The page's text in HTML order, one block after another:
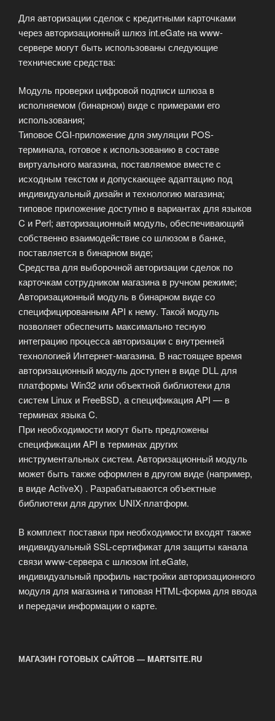
Для авторизации сделок с кредитными карточками
через авторизационный шлюз int.eGate на www-
сервере могут быть использованы следующие
технические средства:
Модуль проверки цифровой подписи шлюза в
исполняемом (бинарном) виде с примерами его
использования;
Типовое CGI-приложение для эмуляции POS-
терминала, готовое к использованию в составе
виртуального магазина, поставляемое вместе с
исходным текстом и допускающее адаптацию под
индивидуальный дизайн и технологию магазина;
типовое приложение доступно в вариантах для языков
C и Perl; авторизационный модуль, обеспечивающий
собственно взаимодействие со шлюзом в банке,
поставляется в бинарном виде;
Средства для выборочной авторизации сделок по
карточкам сотрудником магазина в ручном режиме;
Авторизационный модуль в бинарном виде со
специфицированным API к нему. Такой модуль
позволяет обеспечить максимально тесную
интеграцию процесса авторизации с внутренней
технологией Интернет-магазина. В настоящее время
авторизационный модуль доступен в виде DLL для
платформы Win32 или объектной библиотеки для
систем Linux и FreeBSD, а спецификация API — в
терминах языка C.
При необходимости могут быть предложены
спецификации API в терминах других
инструментальных систем. Авторизационный модуль
может быть также оформлен в другом виде (например,
в виде ActiveX) . Разрабатываются объектные
библиотеки для других UNIX-платформ.
В комплект поставки при необходимости входят также
индивидуальный SSL-сертификат для защиты канала
связи www-сервера с шлюзом int.eGate,
индивидуальный профиль настройки авторизационного
модуля для магазина и типовая HTML-форма для ввода
и передачи информации о карте.
МАГАЗИН ГОТОВЫХ САЙТОВ — MARTSITE.RU